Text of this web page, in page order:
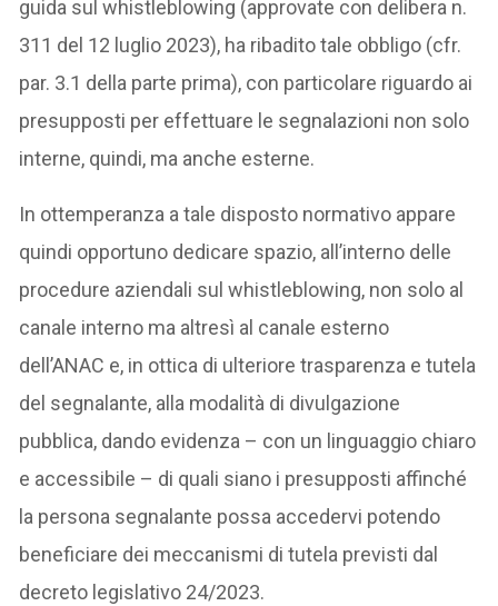
guida sul whistleblowing (approvate con delibera n.
311 del 12 luglio 2023), ha ribadito tale obbligo (cfr.
par. 3.1 della parte prima), con particolare riguardo ai
presupposti per effettuare le segnalazioni non solo
interne, quindi, ma anche esterne.
In ottemperanza a tale disposto normativo appare
quindi opportuno dedicare spazio, all’interno delle
procedure aziendali sul whistleblowing, non solo al
canale interno ma altresì al canale esterno
dell’ANAC e, in ottica di ulteriore trasparenza e tutela
del segnalante, alla modalità di divulgazione
pubblica, dando evidenza – con un linguaggio chiaro
e accessibile – di quali siano i presupposti affinché
la persona segnalante possa accedervi potendo
beneficiare dei meccanismi di tutela previsti dal
decreto legislativo 24/2023.